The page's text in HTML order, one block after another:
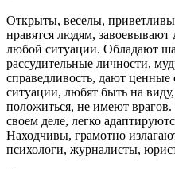
Открыты, веселы,
нравятся людям, завоевывают
любой ситуации. Обладают
рассудительные личности,
справедливость, дают
ситуации, любят быть на
положиться, не имеют
своем деле, легко
Находчивы, грамотно
психологи, журналисты,